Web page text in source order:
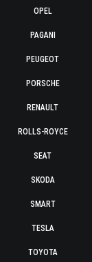
OPEL
PAGANI
PEUGEOT
PORSCHE
RENAULT
ROLLS-ROYCE
SEAT
SKODA
SMART
TESLA
TOYOTA